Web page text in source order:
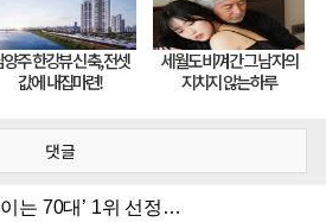
댓글